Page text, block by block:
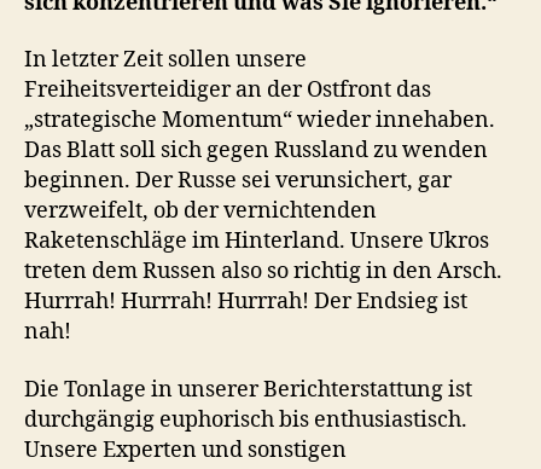
In letzter Zeit sollen unsere
Freiheitsverteidiger an der Ostfront das
„strategische Momentum“ wieder innehaben.
Das Blatt soll sich gegen Russland zu wenden
beginnen. Der Russe sei verunsichert, gar
verzweifelt, ob der vernichtenden
Raketenschläge im Hinterland. Unsere Ukros
treten dem Russen also so richtig in den Arsch.
Hurrrah! Hurrrah! Hurrrah! Der Endsieg ist
nah!
Die Tonlage in unserer Berichterstattung ist
durchgängig euphorisch bis enthusiastisch.
Unsere Experten und sonstigen